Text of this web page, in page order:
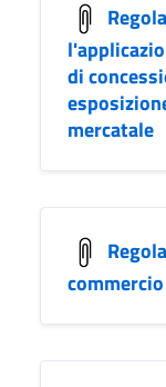
di
mercatale
commercio